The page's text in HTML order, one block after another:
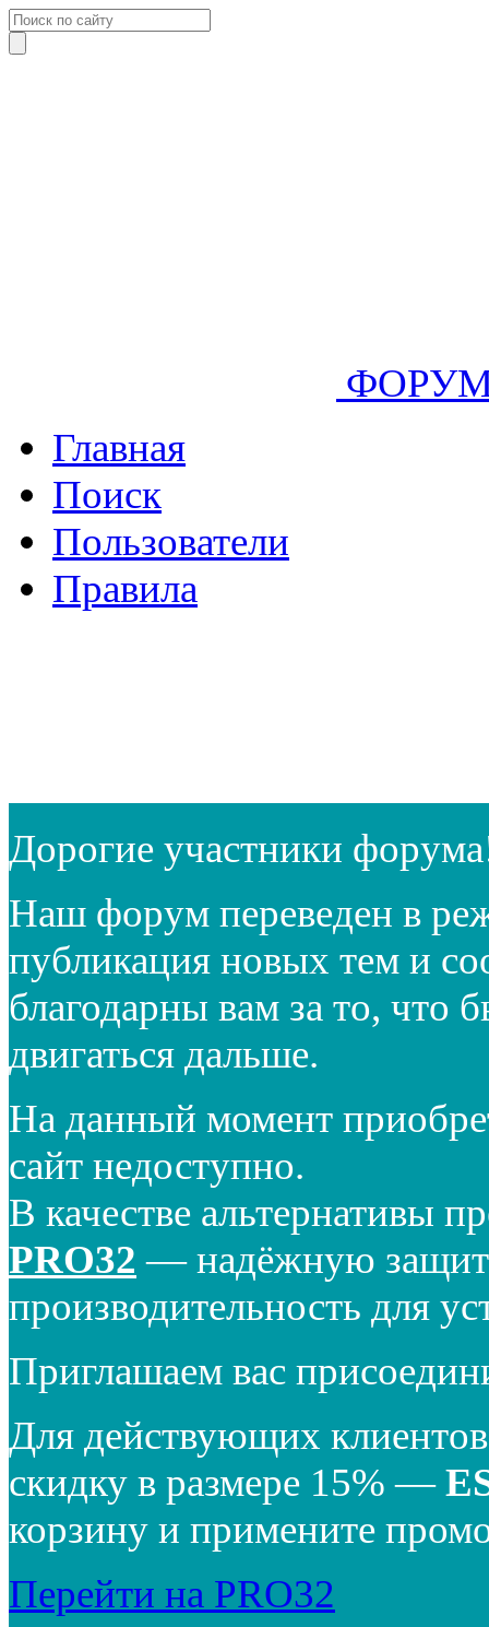
Главная
Поиск
Пользователи
Правила
Дорогие участники
Наш форум переведен в
публикация новых тем и
благодарны вам за то, что
двигаться дальше.
На данный момент
сайт недоступно.
В качестве альтернативы
PRO32 — надёжную
производительность для
Приглашаем вас
Для действующих
скидку в размере 15% —
корзину и примените
Перейти на PRO32